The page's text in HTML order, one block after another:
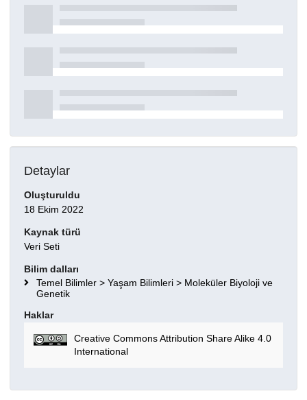
Detaylar
Oluşturuldu
18 Ekim 2022
Kaynak türü
Veri Seti
Bilim dalları
Temel Bilimler > Yaşam Bilimleri > Moleküler Biyoloji ve
Genetik
Haklar
Creative Commons Attribution Share Alike 4.0
International